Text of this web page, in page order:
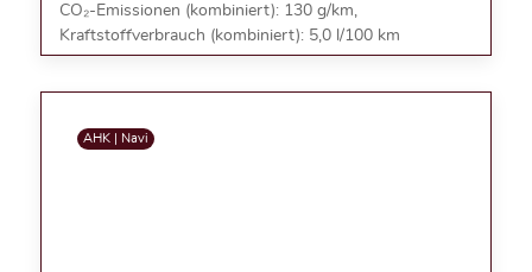
CO₂-Emissionen (kombiniert): 130 g/km,
Kraftstoffverbrauch (kombiniert): 5,0 l/100 km
AHK | Navi